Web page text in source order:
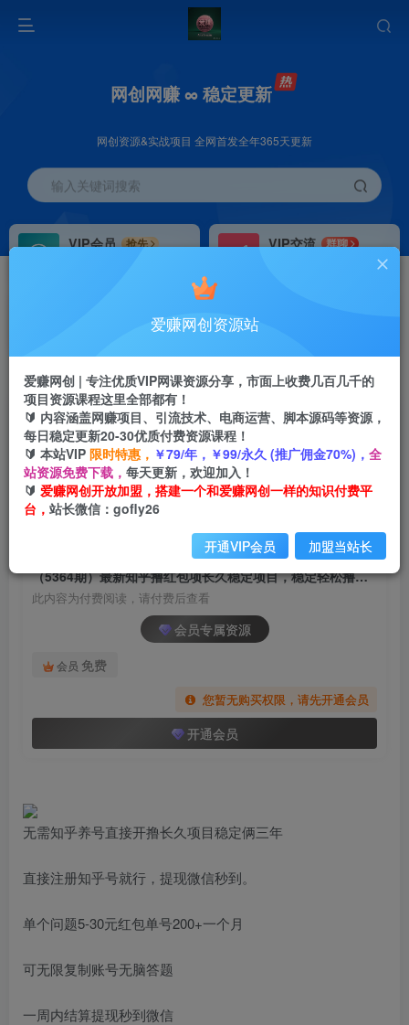
网创网赚 ∞ 稳定更新
网创资源&实战项目 全网首发全年365天更新
输入关键词搜索
VIP会员
抢先
VIP交流
群聊
研究探讨更多创业项目路子。
会员专属推广链接
首页 创业课程 会员专属 正文
（5364期）最新知乎撸红包项长久稳定项目，稳
定轻松撸低保【详细玩法教程】
爱赚网创
2年前发布
关注 私信
（5364期）最新知乎撸红包项长久稳定项目，稳定轻松撸低保【详细玩法教程】
此内容为付费阅读，请付费后查看
会员专属资源
会员 免费
您暂无购买权限，请先开通会员
开通会员
无需知乎养号直接开撸长久项目稳定俩三年
直接注册知乎号就行，提现微信秒到。
单个问题5-30元红包单号200+一个月
可无限复制账号无脑答题
一周内结算提现秒到微信
爱赚网创资源站
爱赚网创 | 专注优质VIP网课资源分享，市面上收费几百几千的
项目资源课程这里全部都有！
🔰 内容涵盖网赚项目、引流技术、电商运营、脚本源码等资源，
每日稳定更新20-30优质付费资源课程！
🔰 本站VIP 限时特惠， ￥79/年，￥99/永久 (推广佣金70%)， 全
站资源免费下载， 每天更新，欢迎加入！
🔰 爱赚网创开放加盟，搭建一个和爱赚网创一样的知识付费平
台， 站长微信：gofly26
开通VIP会员 加盟当站长